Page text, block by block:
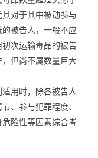
对于其中被动参与
被告人，一般不应
次运输毒品的被告
但尚不属数量巨大
用时，除各被告人
、参与犯罪程度、
险性等因素综合考